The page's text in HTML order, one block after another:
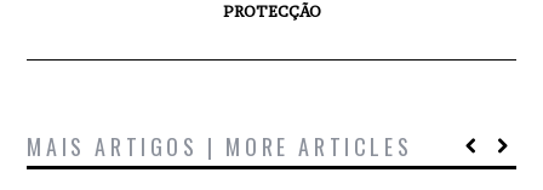
PROTECÇÃO
MAIS ARTIGOS | MORE ARTICLES